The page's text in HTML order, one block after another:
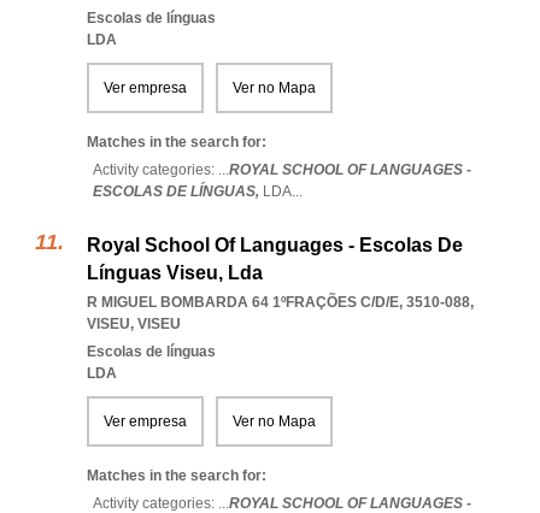
Escolas de línguas
LDA
Ver empresa Ver no Mapa
Matches in the search for:
Activity categories: ...ROYAL SCHOOL OF LANGUAGES -
ESCOLAS DE LÍNGUAS, LDA...
Royal School Of Languages - Escolas De
Línguas Viseu, Lda
R MIGUEL BOMBARDA 64 1ºFRAÇÕES C/D/E, 3510-088,
VISEU, VISEU
Escolas de línguas
LDA
Ver empresa Ver no Mapa
Matches in the search for:
Activity categories: ...ROYAL SCHOOL OF LANGUAGES -